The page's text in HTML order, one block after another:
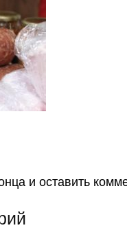
и оставить